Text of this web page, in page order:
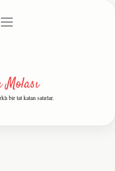
menüyü
bir tat katan satırlar.